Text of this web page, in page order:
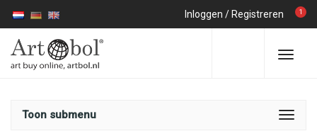
Inloggen / Registreren 1
Toon submenu